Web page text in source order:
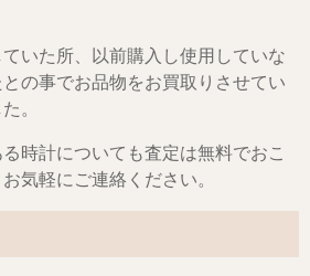
いた所、以前購入し使用していな
の事でお品物をお買取りさせてい
。
時計についても査定は無料でおこ
気軽にご連絡ください。